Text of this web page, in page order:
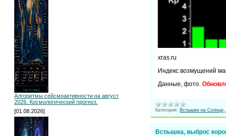
Алгоритмы сейсмоактивности на август
2026. Космологический прогноз.
[01.08.2026]
xras.ru
Индекс возмущений
Данные, фото.
Категория: Вспышки на Солнце,
Вспышка, выброс